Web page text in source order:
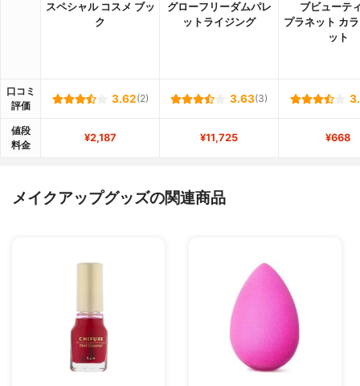
スペシャル コスメ ブッ
ク
グローフリーダムパレ
ットライジング
ブビューテ
プラネット カ
ット
口コミ
評価
3.62(2) 3.63(3)
値段
料金
¥2,187 ¥11,725 ¥668
メイクアップグッズの関連商品